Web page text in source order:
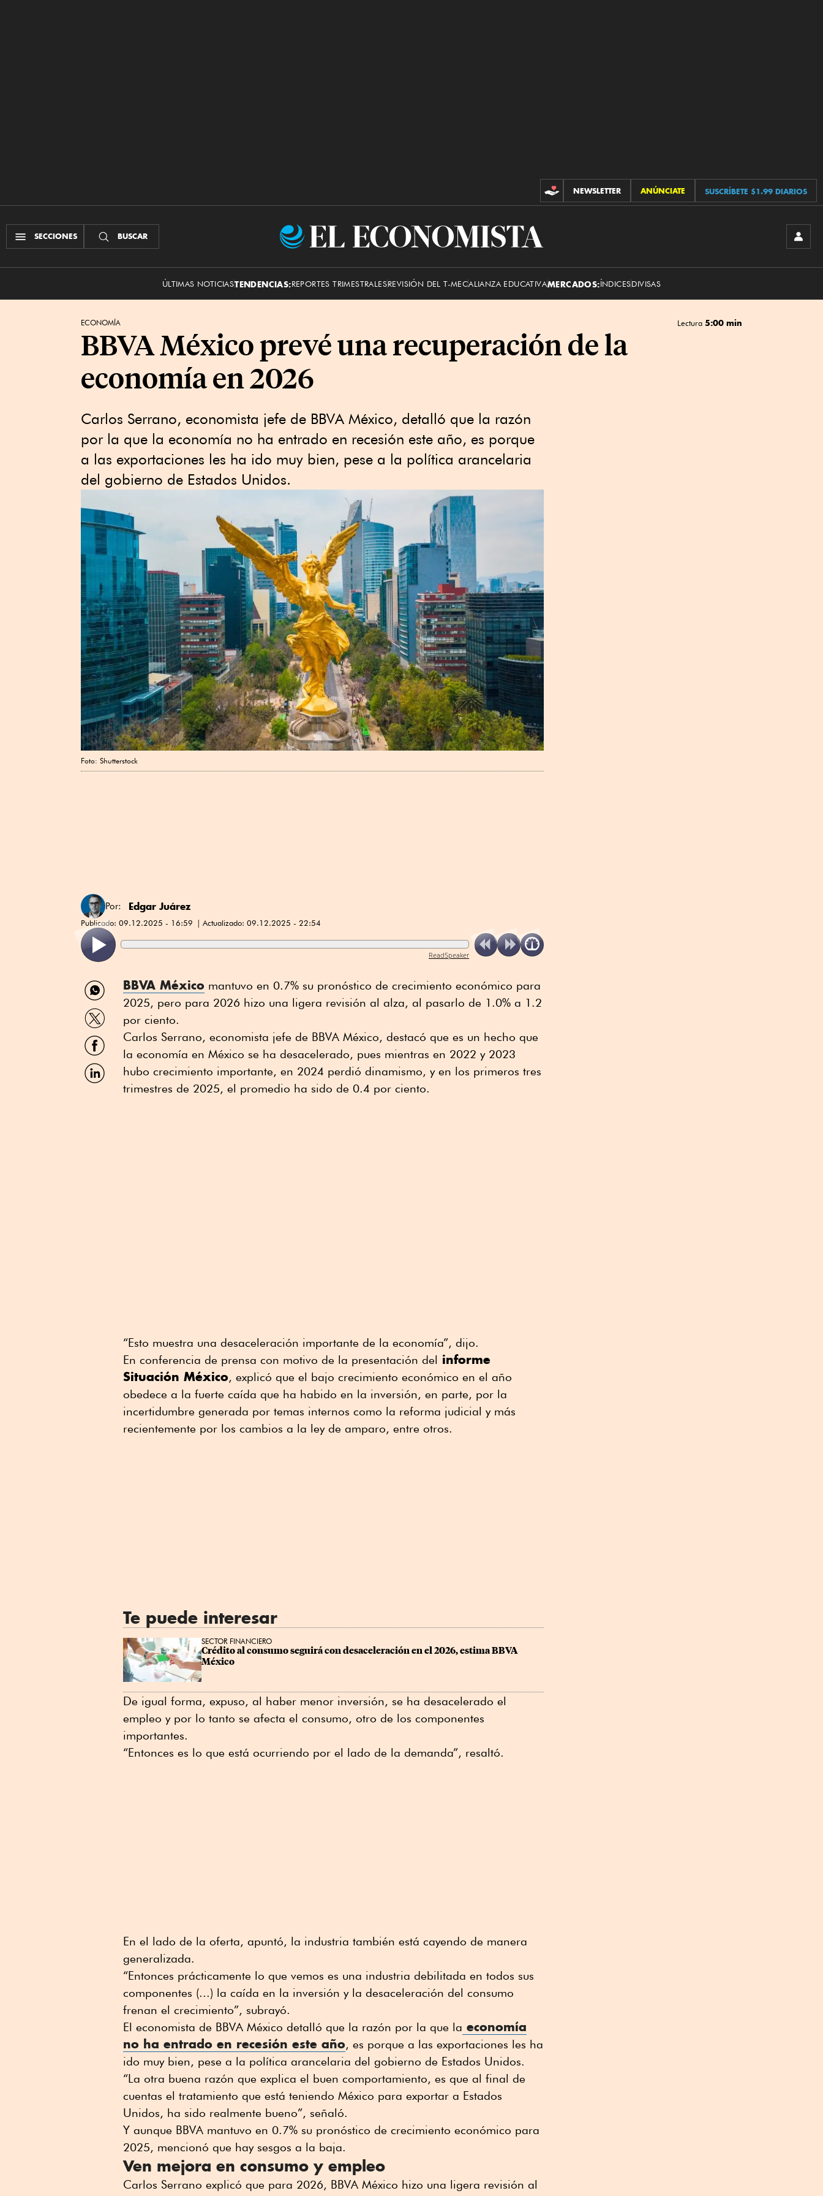
CONTRIBUCIONES
NEWSLETTER ANÚNCIATE SUSCRÍBETE $1.99 DIARIOS
SECCIONES BUSCAR
El
ÚLTIMAS NOTICIASTENDENCIAS:REPORTES TRIMESTRALESREVISIÓN DEL T-MECALIANZA EDUCATIVAMERCADOS:ÍNDICESDIVISAS
ECONOMÍA Lectura 5:00 min
BBVA México prevé una recuperación de la
economía en 2026
Carlos Serrano, economista jefe de BBVA México, detalló que la razón
por la que la economía no ha entrado en recesión este año, es porque
a las exportaciones les ha ido muy bien, pese a la política arancelaria
del gobierno de Estados Unidos.
Foto: Shutterstock
Por: Edgar Juárez
Publicado: 09.12.2025 - 16:59 Actualizado: 09.12.2025 - 22:54
ReadSpeaker
Compartir
por
WhatsApp
Compartir
por
Twitter
Compartir
por
Facebook
Compartir
por
BBVA México mantuvo en 0.7% su pronóstico de crecimiento económico para
2025, pero para 2026 hizo una ligera revisión al alza, al pasarlo de 1.0% a 1.2
por ciento.
Carlos Serrano, economista jefe de BBVA México, destacó que es un hecho que
la economía en México se ha desacelerado, pues mientras en 2022 y 2023
hubo crecimiento importante, en 2024 perdió dinamismo, y en los primeros tres
trimestres de 2025, el promedio ha sido de 0.4 por ciento.
“Esto muestra una desaceleración importante de la economía”, dijo.
En conferencia de prensa con motivo de la presentación del informe
Situación México, explicó que el bajo crecimiento económico en el año
obedece a la fuerte caída que ha habido en la inversión, en parte, por la
incertidumbre generada por temas internos como la reforma judicial y más
recientemente por los cambios a la ley de amparo, entre otros.
Te puede interesar
SECTOR FINANCIERO
Crédito al consumo seguirá con desaceleración en el 2026, estima BBVA
México
De igual forma, expuso, al haber menor inversión, se ha desacelerado el
empleo y por lo tanto se afecta el consumo, otro de los componentes
importantes.
“Entonces es lo que está ocurriendo por el lado de la demanda”, resaltó.
En el lado de la oferta, apuntó, la industria también está cayendo de manera
generalizada.
“Entonces prácticamente lo que vemos es una industria debilitada en todos sus
componentes (...) la caída en la inversión y la desaceleración del consumo
frenan el crecimiento”, subrayó.
El economista de BBVA México detalló que la razón por la que la economía
no ha entrado en recesión este año, es porque a las exportaciones les ha
ido muy bien, pese a la política arancelaria del gobierno de Estados Unidos.
“La otra buena razón que explica el buen comportamiento, es que al final de
cuentas el tratamiento que está teniendo México para exportar a Estados
Unidos, ha sido realmente bueno”, señaló.
Y aunque BBVA mantuvo en 0.7% su pronóstico de crecimiento económico para
2025, mencionó que hay sesgos a la baja.
Ven mejora en consumo y empleo
Carlos Serrano explicó que para 2026, BBVA México hizo una ligera revisión al